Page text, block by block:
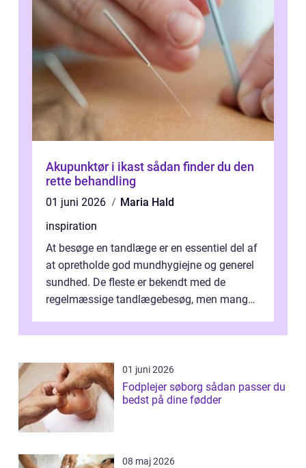
Akupunktør i ikast sådan finder du den
rette behandling
01 juni 2026
Maria Hald
inspiration
At besøge en tandlæge er en essentiel del af
at opretholde god mundhygiejne og generel
sundhed. De fleste er bekendt med de
regelmæssige tandlægebesøg, men mange
01 juni 2026
Fodplejer søborg sådan passer du
bedst på dine fødder
08 maj 2026